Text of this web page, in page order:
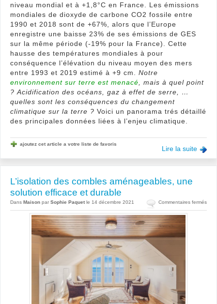
niveau mondial et à +1,8°C en France. Les émissions
mondiales de dioxyde de carbone CO2 fossile entre
1990 et 2018 sont de +67%, alors que l’Europe
enregistre une baisse 23% de ses émissions de GES
sur la même période (-19% pour la France). Cette
hausse des températures mondiales à pour
conséquence l’élévation du niveau moyen des mers
entre 1993 et 2019 estimé à +9 cm. Notre
environnement sur terre est menacé , mais à quel point
? Acidification des océans, gaz à effet de serre, …
quelles sont les conséquences du changement
climatique sur la terre ? Voici un panorama trés détaillé
des principales données liées à l’enjeu climatique.
Lire la suite
ajoutez cet article a votre liste de favoris
L’isolation des combles aménageables, une
solution efficace et durable
Dans Maison par Sophie Paquet le 14 décembre 2021 Commentaires ferméssur